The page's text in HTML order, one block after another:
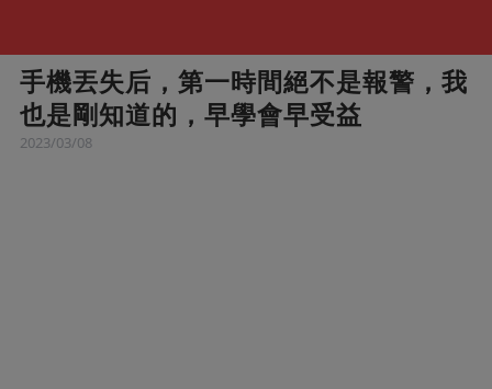
手機丟失后，第一時間絕不是報警，我
也是剛知道的，早學會早受益
2023/03/08